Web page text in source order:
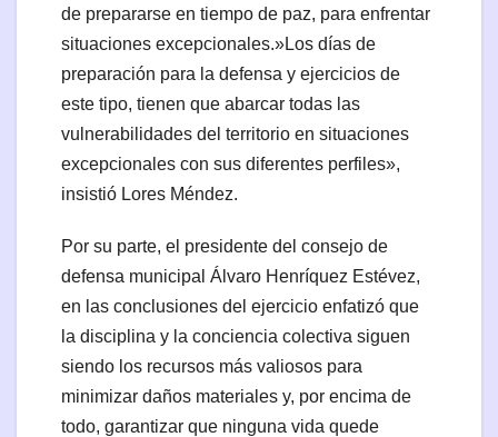
de prepararse en tiempo de paz, para enfrentar
situaciones excepcionales.»Los días de
preparación para la defensa y ejercicios de
este tipo, tienen que abarcar todas las
vulnerabilidades del territorio en situaciones
excepcionales con sus diferentes perfiles»,
insistió Lores Méndez.
Por su parte, el presidente del consejo de
defensa municipal Álvaro Henríquez Estévez,
en las conclusiones del ejercicio enfatizó que
la disciplina y la conciencia colectiva siguen
siendo los recursos más valiosos para
minimizar daños materiales y, por encima de
todo, garantizar que ninguna vida quede